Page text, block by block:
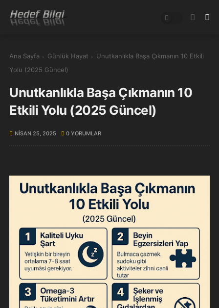
Ana Sayfa Günlük Hayat
Unutkanlıkla Başa Çıkmanın 10 Etkili
Yolu (2025 Güncel)
Unutkanlıkla Başa Çıkmanın 10
Etkili Yolu (2025 Güncel)
NISAN 25, 2025 0 YORUMLAR